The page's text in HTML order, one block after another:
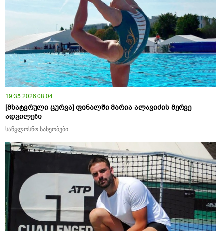
19:35 2026.08.04
[მხატვრული ცურვა] ფინალში მარია ალავიძის მერვე
ადგილები
საწყლოსნო სახეობები